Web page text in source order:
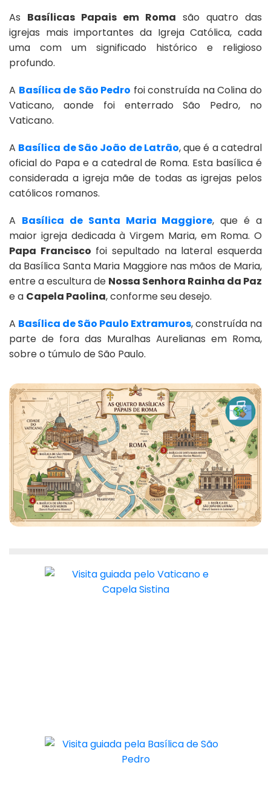
As Basílicas Papais em Roma são quatro das
igrejas mais importantes da Igreja Católica, cada
uma com um significado histórico e religioso
profundo.
A Basílica de São Pedro foi construída na Colina do
Vaticano, aonde foi enterrado São Pedro, no
Vaticano.
A Basílica de São João de Latrão, que é a catedral
oficial do Papa e a catedral de Roma. Esta basílica é
considerada a igreja mãe de todas as igrejas pelos
católicos romanos.
A Basílica de Santa Maria Maggiore, que é a
maior igreja dedicada à Virgem Maria, em Roma. O
Papa Francisco foi sepultado na lateral esquerda
da Basílica Santa Maria Maggiore nas mãos de Maria,
entre a escultura de Nossa Senhora Rainha da Paz
e a Capela Paolina, conforme seu desejo.
A Basílica de São Paulo Extramuros, construída na
parte de fora das Muralhas Aurelianas em Roma,
sobre o túmulo de São Paulo.